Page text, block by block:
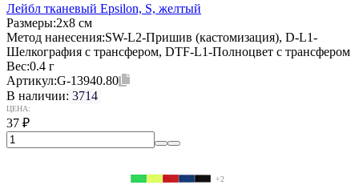
Лейбл тканевый Epsilon, S, желтый
Размеры:2х8 см
Метод нанесения:SW-L2-Пришив (кастомизация), D-L1-
Шелкография с трансфером, DTF-L1-Полноцвет с трансфером
Вес:0.4 г
Артикул:G-13940.80
В наличии: 3714
ЦЕНА:
37 ₽
+2